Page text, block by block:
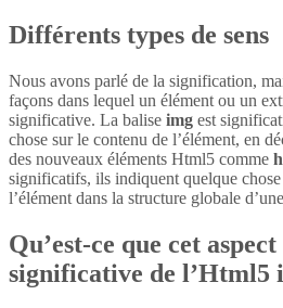
Différents types de sens
Nous avons parlé de la signification,
façons dans lequel un élément ou un
significative. La balise img est
chose sur le contenu de l’élément, en
des nouveaux éléments Html5 comme
significatifs, ils indiquent quelque
l’élément dans la structure globale
Qu’est-ce que cet
significative de l’Html5